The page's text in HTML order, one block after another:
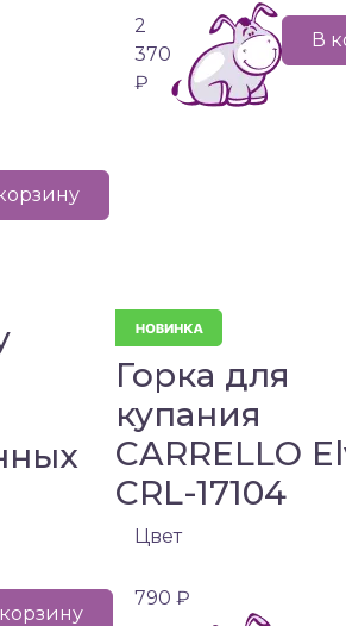
2
370
₽
В
Горка для
купания
CARRELLO
CRL-17104
Цвет
790 ₽